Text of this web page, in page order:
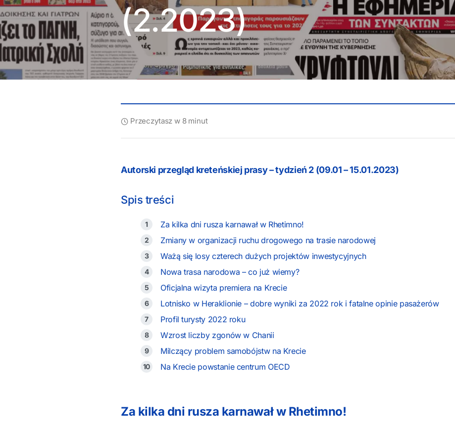
(2.2023)
Przeczytasz w 8 minut
Autorski przegląd kreteńskiej prasy – tydzień 2 (09.01 – 15.01.2023)
Spis treści
Za kilka dni rusza karnawał w Rhetimno!
Zmiany w organizacji ruchu drogowego na trasie narodowej
Ważą się losy czterech dużych projektów inwestycyjnych
Nowa trasa narodowa – co już wiemy?
Oficjalna wizyta premiera na Krecie
Lotnisko w Heraklionie – dobre wyniki za 2022 rok i fatalne opinie pasażerów
Profil turysty 2022 roku
Wzrost liczby zgonów w Chanii
Milczący problem samobójstw na Krecie
Na Krecie powstanie centrum OECD
Za kilka dni rusza karnawał w Rhetimno!